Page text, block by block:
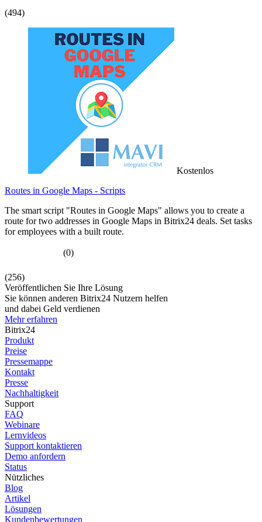
(494)
Kostenlos
Routes in Google Maps - Scripts
The smart script "Routes in Google Maps" allows you to create a
route for two addresses in Google Maps in Bitrix24 deals. Set tasks
for employees with a built route.
(0)
(256)
Veröffentlichen Sie Ihre Lösung
Sie können anderen Bitrix24 Nutzern helfen
und dabei Geld verdienen
Mehr erfahren
Bitrix24
Produkt
Preise
Pressemappe
Kontakt
Presse
Nachhaltigkeit
Support
FAQ
Webinare
Lernvideos
Support kontaktieren
Demo anfordern
Status
Nützliches
Blog
Artikel
Lösungen
Kundenbewertungen